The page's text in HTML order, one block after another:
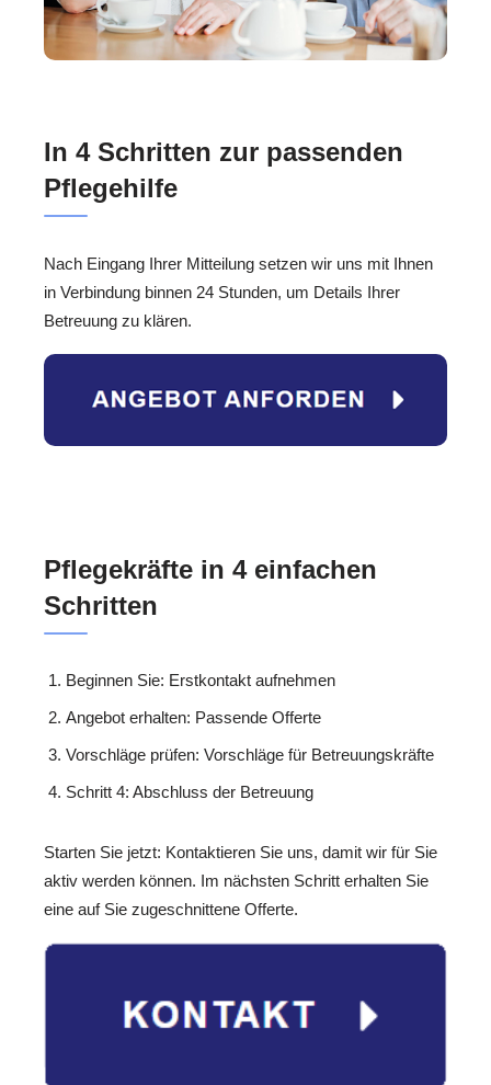
In 4 Schritten zur passenden
Pflegehilfe
Nach Eingang Ihrer Mitteilung setzen wir uns mit Ihnen
in Verbindung binnen 24 Stunden, um Details Ihrer
Betreuung zu klären.
Pflegekräfte in 4 einfachen
Schritten
Beginnen Sie: Erstkontakt aufnehmen
Angebot erhalten: Passende Offerte
Vorschläge prüfen: Vorschläge für Betreuungskräfte
Schritt 4: Abschluss der Betreuung
Starten Sie jetzt: Kontaktieren Sie uns, damit wir für Sie
aktiv werden können. Im nächsten Schritt erhalten Sie
eine auf Sie zugeschnittene Offerte.